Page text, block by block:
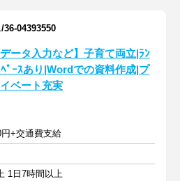
36-04393550
データ入力など】子育て両立|ﾗﾝ
ﾟｰｽあり|Wordでの資料作成|プ
ベート充実
+交通費支給
1日7時間以上